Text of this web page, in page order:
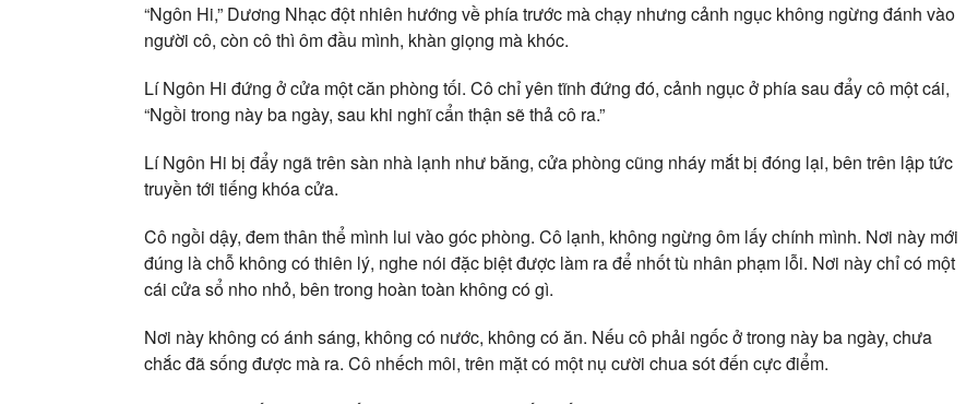
“Ngôn Hi,” Dương Nhạc đột nhiên hướng về phía trước mà chạy nhưng cảnh ngục không ngừng đánh vào
người cô, còn cô thì ôm đầu mình, khàn giọng mà khóc.
Lí Ngôn Hi đứng ở cửa một căn phòng tối. Cô chỉ yên tĩnh đứng đó, cảnh ngục ở phía sau đẩy cô một cái,
“Ngồi trong này ba ngày, sau khi nghĩ cẩn thận sẽ thả cô ra.”
Lí Ngôn Hi bị đẩy ngã trên sàn nhà lạnh như băng, cửa phòng cũng nháy mắt bị đóng lại, bên trên lập tức
truyền tới tiếng khóa cửa.
Cô ngồi dậy, đem thân thể mình lui vào góc phòng. Cô lạnh, không ngừng ôm lấy chính mình. Nơi này mới
đúng là chỗ không có thiên lý, nghe nói đặc biệt được làm ra để nhốt tù nhân phạm lỗi. Nơi này chỉ có một
cái cửa sổ nho nhỏ, bên trong hoàn toàn không có gì.
Nơi này không có ánh sáng, không có nước, không có ăn. Nếu cô phải ngốc ở trong này ba ngày, chưa
chắc đã sống được mà ra. Cô nhếch môi, trên mặt có một nụ cười chua sót đến cực điểm.